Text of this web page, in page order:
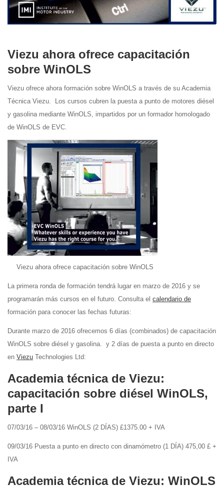
Viezu ahora ofrece capacitación
sobre WinOLS
Viezu ofrece ahora formación sobre WinOLS a través de su Academia
Técnica Viezu. Los cursos cubren la puesta a punto de motores diésel
y gasolina mediante WinOLS, impartidos por un formador homologado
de WinOLS de EVC.
Viezu ahora ofrece capacitación sobre WinOLS
La primera ronda de formación tendrá lugar en marzo de 2016 y se
programarán más cursos en el futuro. Consulta el calendario de
formación para conocer las fechas futuras:
Durante marzo de 2016 ofrecemos 6 días (combinados) de capacitación
WinOLS sobre diésel y gasolina. y 2 días de puesta a punto en directo
en Viezu Technologies Ltd:
Academia técnica de Viezu:
capacitación sobre diésel WinOLS,
parte I
07/03/16 – 08/03/16 WinOLS (2 DÍAS) £1375.00 + IVA
09/03/16 Puesta a punto en directo con dinamómetro (1 DÍA) 475,00 £ +
IVA
Academia técnica de Viezu: WinOLS